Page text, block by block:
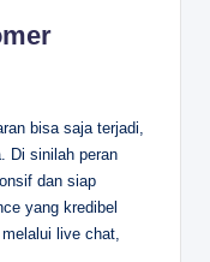
bisa saja terjadi,
Di sinilah peran
dan siap
yang kredibel
live chat,